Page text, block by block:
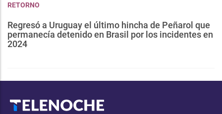
RETORNO
Regresó a Uruguay el último hincha de Peñarol que
permanecía detenido en Brasil por los incidentes en
2024